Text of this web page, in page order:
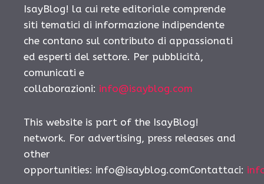
IsayBlog! la cui rete editoriale comprende
siti tematici di informazione indipendente
che contano sul contributo di appassionati
ed esperti del settore. Per pubblicità,
comunicati e
collaborazioni: info@isayblog.com
This website is part of the IsayBlog!
network. For advertising, press releases and
other
opportunities: info@isayblog.comContattaci: